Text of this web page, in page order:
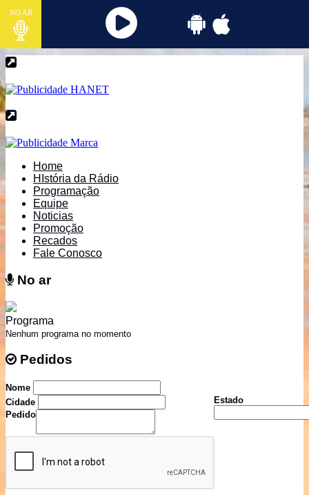
NO AR
Home
HIstória da Rádio
Programação
Equipe
Noticias
Promoção
Recados
Fale Conosco
No ar
Programa
Nenhum programa no momento
Pedidos
Nome
Cidade
Estado
Pedido